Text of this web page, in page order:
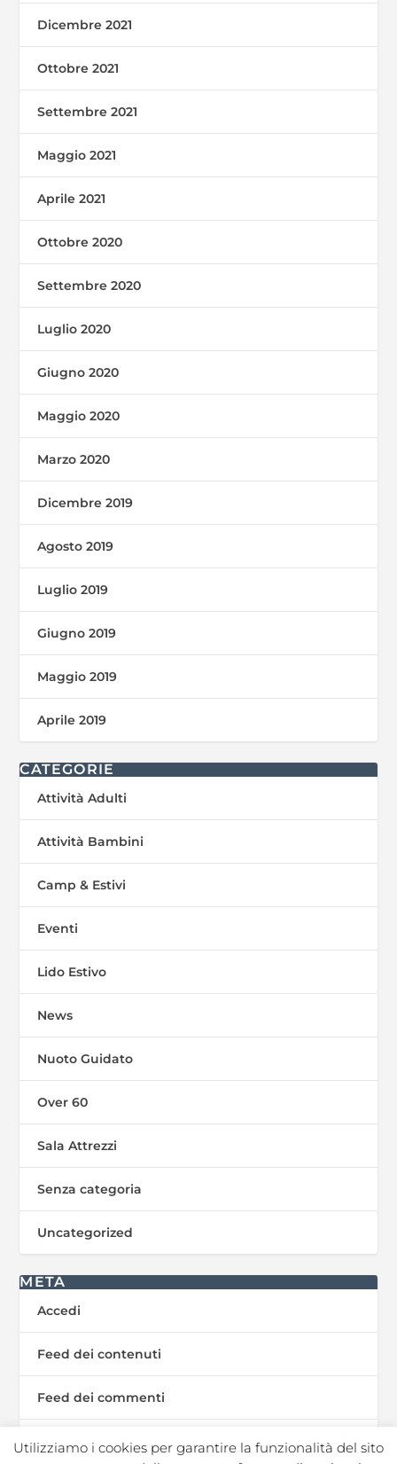
Dicembre 2021
Ottobre 2021
Settembre 2021
Maggio 2021
Aprile 2021
Ottobre 2020
Settembre 2020
Luglio 2020
Giugno 2020
Maggio 2020
Marzo 2020
Dicembre 2019
Agosto 2019
Luglio 2019
Giugno 2019
Maggio 2019
Aprile 2019
CATEGORIE
Attività Adulti
Attività Bambini
Camp & Estivi
Eventi
Lido Estivo
News
Nuoto Guidato
Over 60
Sala Attrezzi
Senza categoria
Uncategorized
META
Accedi
Feed dei contenuti
Feed dei commenti
WordPress.org
Utilizziamo i cookies per garantire la funzionalità del sito